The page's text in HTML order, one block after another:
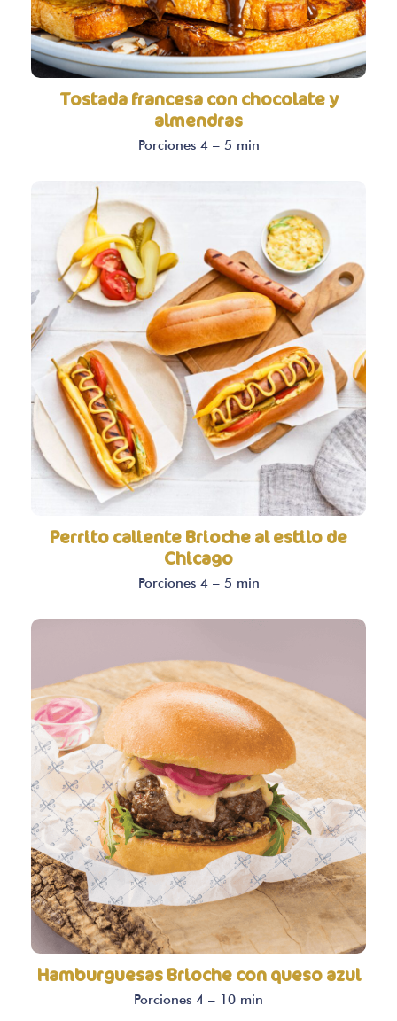
Tostada francesa con chocolate y
almendras
Porciones 4 – 5 min
Perrito caliente Brioche al estilo de
Chicago
Porciones 4 – 5 min
Hamburguesas Brioche con queso azul
Porciones 4 – 10 min